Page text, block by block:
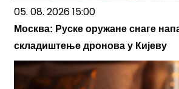
05. 08. 2026 15:00
Москва: Руске оружане снаге
складиштење дронова у Кијеву